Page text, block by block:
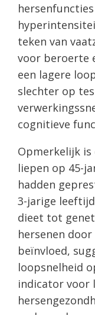
teken van
voor beroerte
een lagere
slechter op
cognitieve
Opmerkelijk is
liepen op 45-
hadden
3-jarige
dieet tot
hersenen
beïnvloed,
loopsnelheid
indicator voor